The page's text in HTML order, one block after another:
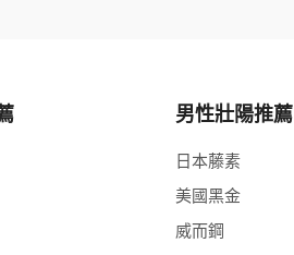
男性壯陽推薦
日本藤素
美國黑金
威而鋼